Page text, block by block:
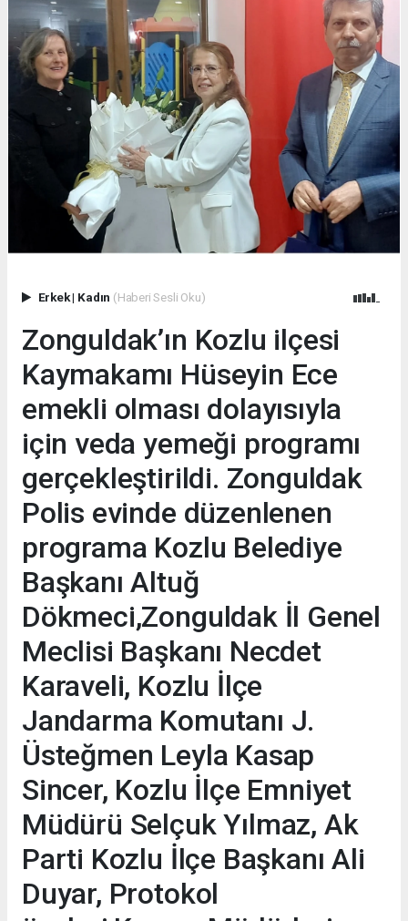
Erkek| Kadın (Haberi Sesli Oku)
Zonguldak’ın Kozlu ilçesi
Kaymakamı Hüseyin Ece
emekli olması dolayısıyla
için veda yemeği programı
gerçekleştirildi. Zonguldak
Polis evinde düzenlenen
programa Kozlu Belediye
Başkanı Altuğ
Dökmeci,Zonguldak İl Genel
Meclisi Başkanı Necdet
Karaveli, Kozlu İlçe
Jandarma Komutanı J.
Üsteğmen Leyla Kasap
Sincer, Kozlu İlçe Emniyet
Müdürü Selçuk Yılmaz, Ak
Parti Kozlu İlçe Başkanı Ali
Duyar, Protokol